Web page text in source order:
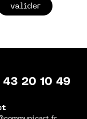
valider
43 20 10 49